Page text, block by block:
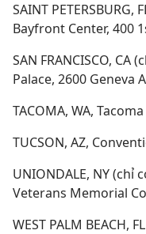
SAINT PETERSBURG,
Bayfront Center, 400
SAN FRANCISCO, CA
Palace, 2600 Geneva
TACOMA, WA,
TUCSON, AZ,
UNIONDALE, NY (chỉ
Veterans Memorial
WEST PALM BEACH,